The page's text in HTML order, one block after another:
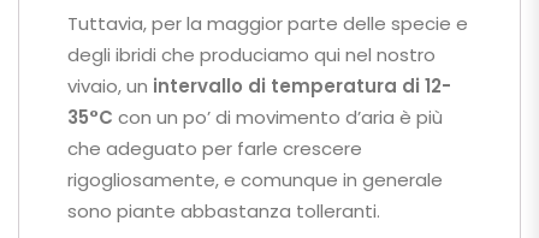
Tuttavia, per la maggior parte delle specie e
degli ibridi che produciamo qui nel nostro
vivaio, un intervallo di temperatura di 12-
35°C con un po’ di movimento d’aria è più
che adeguato per farle crescere
rigogliosamente, e comunque in generale
sono piante abbastanza tolleranti.